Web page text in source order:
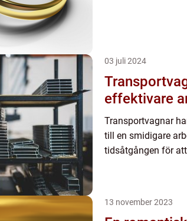
03 juli 2024
effektivare
Transportvagnar
till en smidigare
tidsåtgången för
13 november 2023